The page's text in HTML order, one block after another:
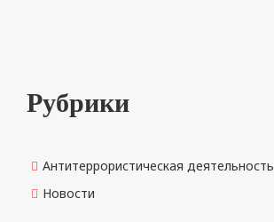
Рубрики
Антитеррористическая деятельность
Новости